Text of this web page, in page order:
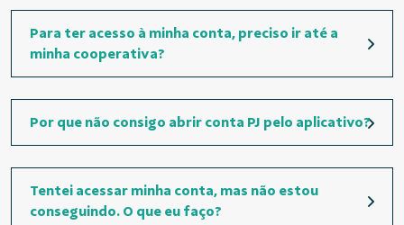
Para ter acesso à minha conta, preciso ir até a
minha cooperativa?
Por que não consigo abrir conta PJ pelo aplicativo?
Tentei acessar minha conta, mas não estou
conseguindo. O que eu faço?